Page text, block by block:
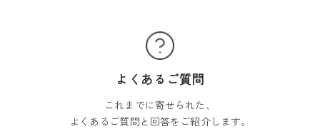
よくあるご質問
これまでに寄せられた、
よくあるご質問と回答をご紹介します。